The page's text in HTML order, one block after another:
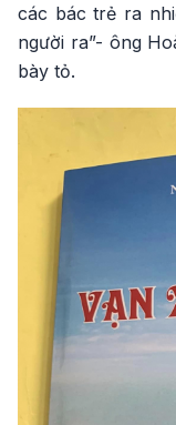
các bác trẻ ra
người ra”- ông
bày tỏ.